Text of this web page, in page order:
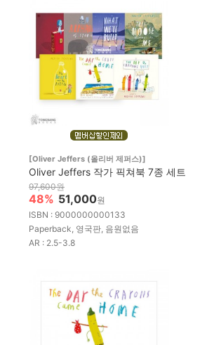
[Oliver Jeffers (올리버 제퍼스)]
Oliver Jeffers 작가 픽쳐북 7종 세트
97,600원
48% 51,000원
ISBN : 9000000000133
Paperback, 영국판, 음원없음
AR : 2.5-3.8